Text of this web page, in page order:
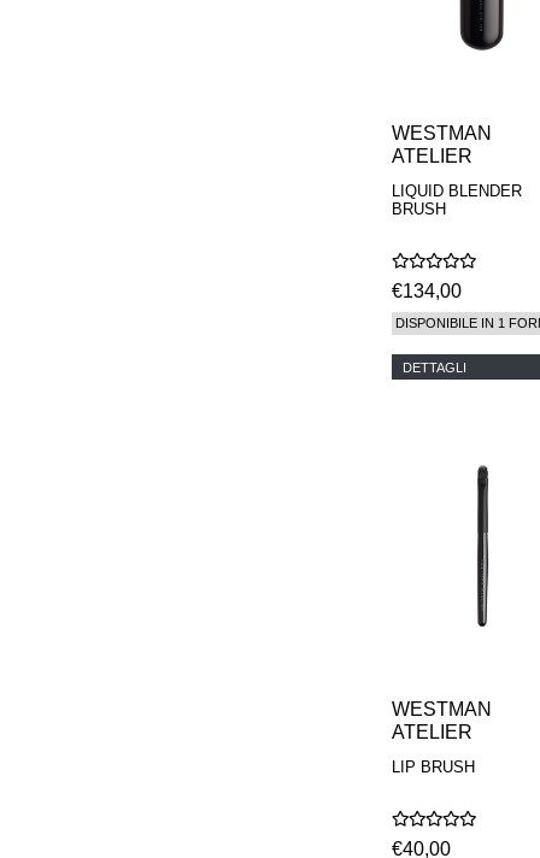
WESTMAN
ATELIER
LIQUID BLENDER
BRUSH
€134,00
DISPONIBILE IN 1
DETTAGLI
WESTMAN
ATELIER
LIP BRUSH
€40,00